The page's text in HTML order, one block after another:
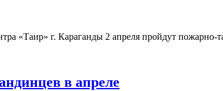
«Таир» г. Караганды 2 апреля пройдут пожарно-
в апреле